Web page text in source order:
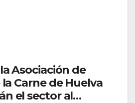
Asociación de
Carne de Huelva
el sector al